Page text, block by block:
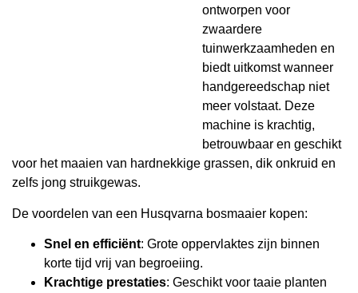
ontworpen voor
zwaardere
tuinwerkzaamheden en
biedt uitkomst wanneer
handgereedschap niet
meer volstaat. Deze
machine is krachtig,
betrouwbaar en geschikt
voor het maaien van hardnekkige grassen, dik onkruid en
zelfs jong struikgewas.
De voordelen van een Husqvarna bosmaaier kopen:
Snel en efficiënt: Grote oppervlaktes zijn binnen
korte tijd vrij van begroeiing.
Krachtige prestaties: Geschikt voor taaie planten